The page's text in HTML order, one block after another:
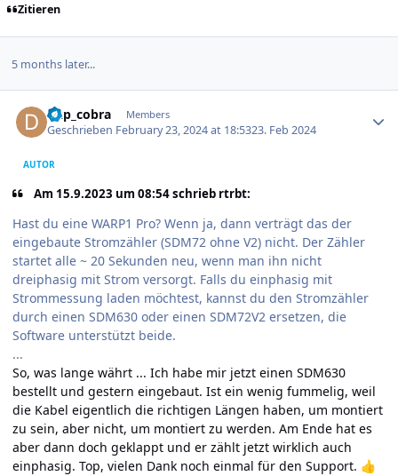
Zitieren
5 months later...
dkp_cobra Members
Geschrieben February 23, 2024 at 18:5323. Feb 2024
AUTOR
Am 15.9.2023 um 08:54 schrieb rtrbt:
Hast du eine WARP1 Pro? Wenn ja, dann verträgt das der
eingebaute Stromzähler (SDM72 ohne V2) nicht. Der Zähler
startet alle ~ 20 Sekunden neu, wenn man ihn nicht
dreiphasig mit Strom versorgt. Falls du einphasig mit
Strommessung laden möchtest, kannst du den Stromzähler
durch einen SDM630 oder einen SDM72V2 ersetzen, die
Software unterstützt beide.
...
So, was lange währt ... Ich habe mir jetzt einen SDM630
bestellt und gestern eingebaut. Ist ein wenig fummelig, weil
die Kabel eigentlich die richtigen Längen haben, um montiert
zu sein, aber nicht, um montiert zu werden. Am Ende hat es
aber dann doch geklappt und er zählt jetzt wirklich auch
einphasig. Top, vielen Dank noch einmal für den Support. 👍